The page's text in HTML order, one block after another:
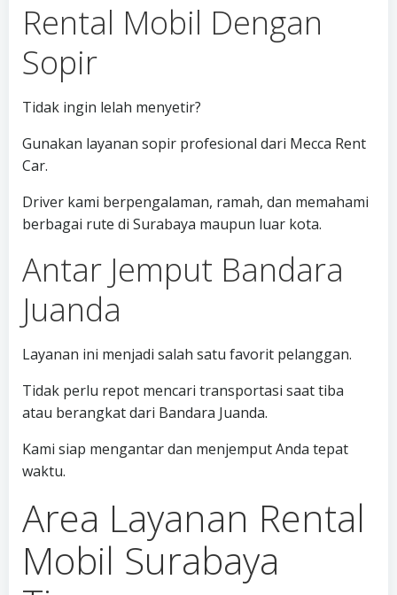
Rental Mobil Dengan
Sopir
Tidak ingin lelah menyetir?
Gunakan layanan sopir profesional dari Mecca Rent
Car.
Driver kami berpengalaman, ramah, dan memahami
berbagai rute di Surabaya maupun luar kota.
Antar Jemput Bandara
Juanda
Layanan ini menjadi salah satu favorit pelanggan.
Tidak perlu repot mencari transportasi saat tiba
atau berangkat dari Bandara Juanda.
Kami siap mengantar dan menjemput Anda tepat
waktu.
Area Layanan Rental
Mobil Surabaya